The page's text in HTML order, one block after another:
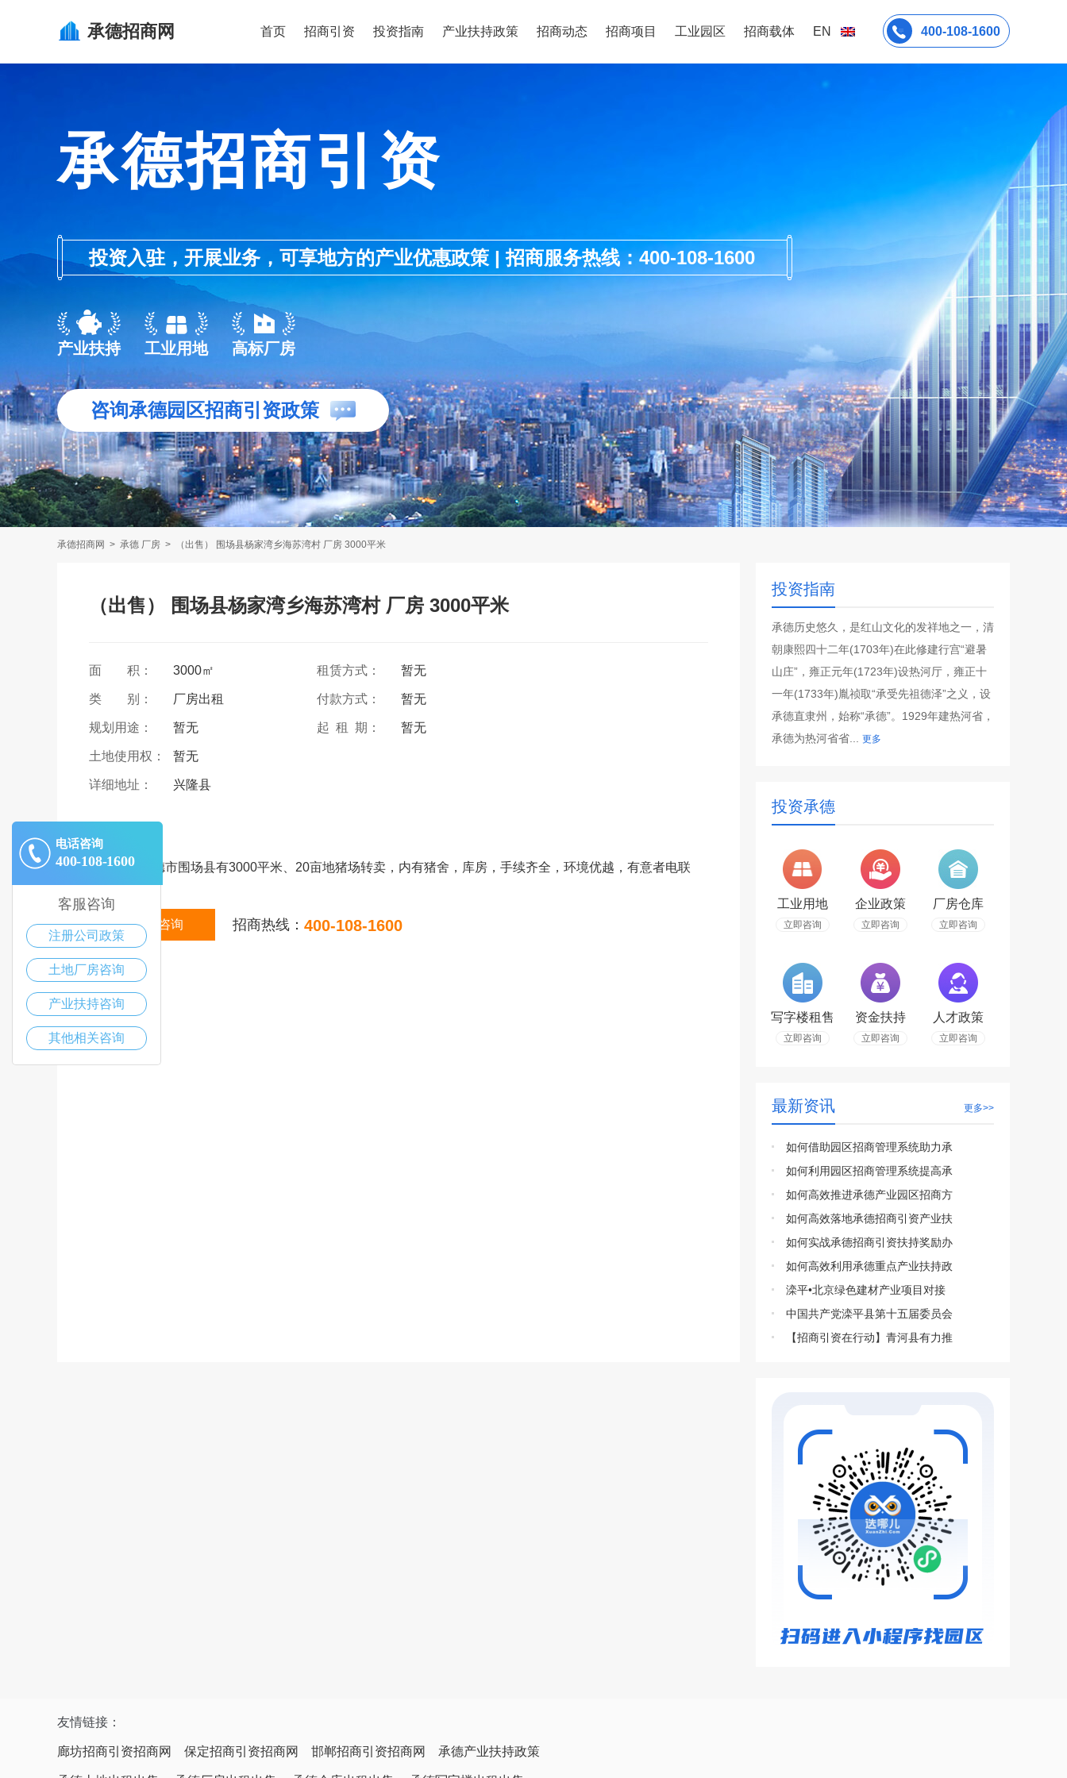
承德招商网 首页 招商引资 投资指南 产业扶持政策 招商动态 招商项目 工业园区 招商载体 EN 400-108-1600
承德招商引资
投资入驻，开展业务，可享地方的产业优惠政策 | 招商服务热线：400-108-1600
产业扶持 工业用地 高标厂房
咨询承德园区招商引资政策
承德招商网 > 承德 厂房 > （出售） 围场县杨家湾乡海苏湾村 厂房 3000平米
（出售） 围场县杨家湾乡海苏湾村 厂房 3000平米
面 积： 3000㎡ 租赁方式： 暂无
类 别： 厂房出租 付款方式： 暂无
规划用途： 暂无 起 租 期： 暂无
土地使用权： 暂无
详细地址： 兴隆县
现河北省承德市围场县有3000平米、20亩地猪场转卖，内有猪舍，库房，手续齐全，环境优越，有意者电联
在线咨询 招商热线： 400-108-1600
投资指南
承德历史悠久，是红山文化的发祥地之一，清
朝康熙四十二年(1703年)在此修建行宫“避暑
山庄”，雍正元年(1723年)设热河厅，雍正十
一年(1733年)胤祯取“承受先祖德泽”之义，设
承德直隶州，始称“承德”。1929年建热河省，
承德为热河省省... 更多
投资承德
工业用地
立即咨询
企业政策
立即咨询
厂房仓库
立即咨询
写字楼租售
立即咨询
资金扶持
立即咨询
人才政策
立即咨询
最新资讯 更多>>
如何借助园区招商管理系统助力承
如何利用园区招商管理系统提高承
如何高效推进承德产业园区招商方
如何高效落地承德招商引资产业扶
如何实战承德招商引资扶持奖励办
如何高效利用承德重点产业扶持政
滦平•北京绿色建材产业项目对接
中国共产党滦平县第十五届委员会
【招商引资在行动】青河县有力推
友情链接：
廊坊招商引资招商网 保定招商引资招商网 邯郸招商引资招商网 承德产业扶持政策
电话咨询
400-108-1600
客服咨询
注册公司政策
土地厂房咨询
产业扶持咨询
其他相关咨询